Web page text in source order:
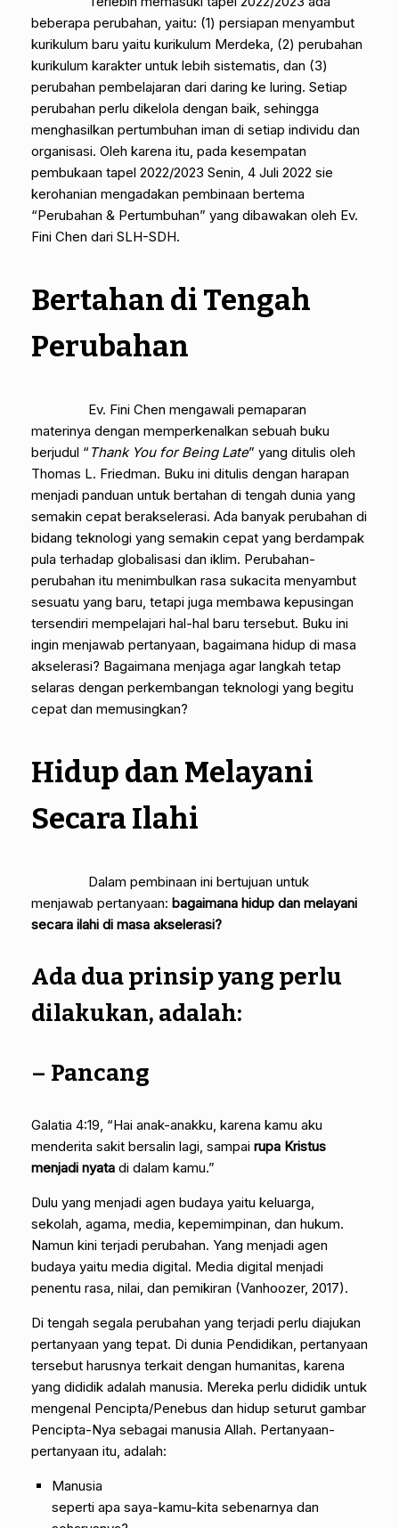
beberapa perubahan, yaitu: (1) persiapan menyambut
kurikulum baru yaitu kurikulum Merdeka, (2) perubahan
kurikulum karakter untuk lebih sistematis, dan (3)
perubahan pembelajaran dari daring ke luring. Setiap
perubahan perlu dikelola dengan baik, sehingga
menghasilkan pertumbuhan iman di setiap individu dan
organisasi. Oleh karena itu, pada kesempatan
pembukaan tapel 2022/2023 Senin, 4 Juli 2022 sie
kerohanian mengadakan pembinaan bertema
“Perubahan & Pertumbuhan” yang dibawakan oleh Ev.
Fini Chen dari SLH-SDH.
Bertahan di Tengah
Perubahan
Ev. Fini Chen mengawali pemaparan
materinya dengan memperkenalkan sebuah buku
berjudul “ Thank You for Being Late” yang ditulis oleh
Thomas L. Friedman. Buku ini ditulis dengan harapan
menjadi panduan untuk bertahan di tengah dunia yang
semakin cepat berakselerasi. Ada banyak perubahan di
bidang teknologi yang semakin cepat yang berdampak
pula terhadap globalisasi dan iklim. Perubahan-
perubahan itu menimbulkan rasa sukacita menyambut
sesuatu yang baru, tetapi juga membawa kepusingan
tersendiri mempelajari hal-hal baru tersebut. Buku ini
ingin menjawab pertanyaan, bagaimana hidup di masa
akselerasi? Bagaimana menjaga agar langkah tetap
selaras dengan perkembangan teknologi yang begitu
cepat dan memusingkan?
Hidup dan Melayani
Secara Ilahi
Dalam pembinaan ini bertujuan untuk
menjawab pertanyaan: bagaimana hidup dan melayani
secara ilahi di masa akselerasi?
Ada dua prinsip yang perlu
dilakukan, adalah:
– Pancang
Galatia 4:19, “Hai anak-anakku, karena kamu aku
menderita sakit bersalin lagi, sampai rupa Kristus
menjadi nyata di dalam kamu.”
Dulu yang menjadi agen budaya yaitu keluarga,
sekolah, agama, media, kepemimpinan, dan hukum.
Namun kini terjadi perubahan. Yang menjadi agen
budaya yaitu media digital. Media digital menjadi
penentu rasa, nilai, dan pemikiran (Vanhoozer, 2017).
Di tengah segala perubahan yang terjadi perlu diajukan
pertanyaan yang tepat. Di dunia Pendidikan, pertanyaan
tersebut harusnya terkait dengan humanitas, karena
yang dididik adalah manusia. Mereka perlu dididik untuk
mengenal Pencipta/Penebus dan hidup seturut gambar
Pencipta-Nya sebagai manusia Allah. Pertanyaan-
pertanyaan itu, adalah:
Manusia
seperti apa saya-kamu-kita sebenarnya dan